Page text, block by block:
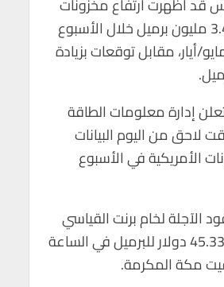
الخام بمقدار 3.45 مليون برميل خلال الأسبوع
في 6 مايو/أيار، مقابل توقعات بزيادة
إدارة معلومات الطاقة
لاحق من اليوم البيانات
الأمريكية في الأسبوع
الآجلة لخام برنت القياسي
بنسبة 0.4% إلى 45.33 دولار للبرميل في الساعة